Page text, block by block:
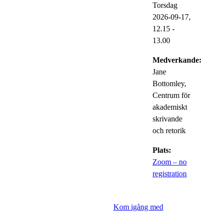
Torsdag
2026-09-17,
12.15 -
13.00
Medverkande:
Jane
Bottomley,
Centrum för
akademiskt
skrivande
och retorik
Plats:
Zoom – no
registration
Kom igång med